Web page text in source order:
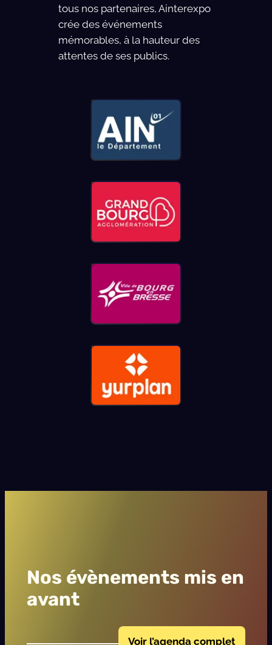
tous nos partenaires, Ainterexpo
crée des événements
mémorables, à la hauteur des
attentes de ses publics.
Nos évènements mis en
avant
Voir l’agenda complet